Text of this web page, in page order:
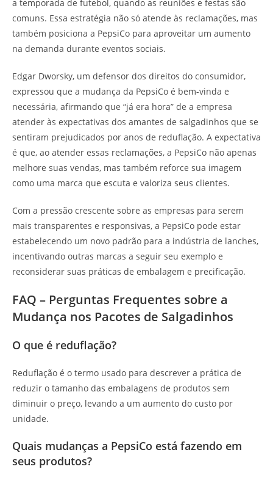
a temporada de futebol, quando as reuniões e festas são
comuns. Essa estratégia não só atende às reclamações, mas
também posiciona a PepsiCo para aproveitar um aumento
na demanda durante eventos sociais.
Edgar Dworsky, um defensor dos direitos do consumidor,
expressou que a mudança da PepsiCo é bem-vinda e
necessária, afirmando que “já era hora” de a empresa
atender às expectativas dos amantes de salgadinhos que se
sentiram prejudicados por anos de reduflação. A expectativa
é que, ao atender essas reclamações, a PepsiCo não apenas
melhore suas vendas, mas também reforce sua imagem
como uma marca que escuta e valoriza seus clientes.
Com a pressão crescente sobre as empresas para serem
mais transparentes e responsivas, a PepsiCo pode estar
estabelecendo um novo padrão para a indústria de lanches,
incentivando outras marcas a seguir seu exemplo e
reconsiderar suas práticas de embalagem e precificação.
FAQ – Perguntas Frequentes sobre a
Mudança nos Pacotes de Salgadinhos
O que é reduflação?
Reduflação é o termo usado para descrever a prática de
reduzir o tamanho das embalagens de produtos sem
diminuir o preço, levando a um aumento do custo por
unidade.
Quais mudanças a PepsiCo está fazendo em
seus produtos?